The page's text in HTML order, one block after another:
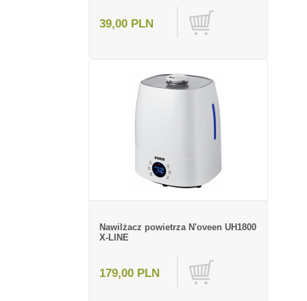
39,00 PLN
Nawilżacz powietrza N'oveen UH1800
X-LINE
179,00 PLN